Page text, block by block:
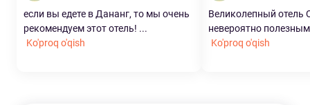
если вы едете в Дананг, то мы очень
рекомендуем этот отель! ...
Ko'proq o'qish
Великолепный отель
невероятно
Ko'proq o'qish